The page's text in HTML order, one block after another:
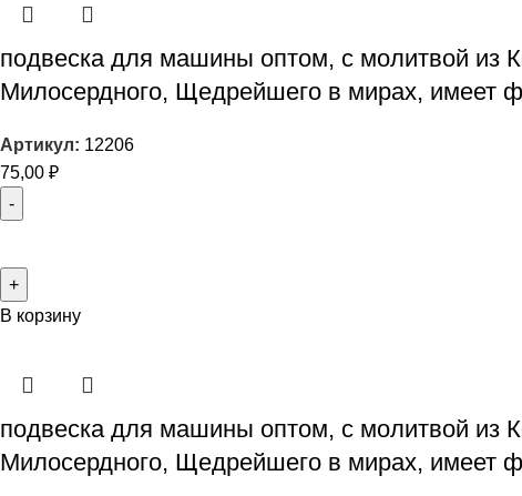
подвеска для машины оптом, с молитвой из
Милосердного, Щедрейшего в мирах, имеет
Артикул: 12206
75,00 ₽
В корзину
подвеска для машины оптом, с молитвой из
Милосердного, Щедрейшего в мирах, имеет